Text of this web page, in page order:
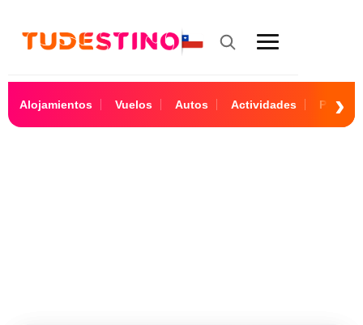
Alojamientos Vuelos Autos Actividades